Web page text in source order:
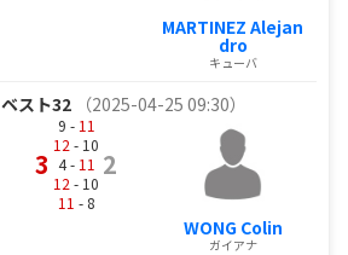
MARTINEZ Alejan
dro
キューバ
ベスト32 （2025-04-25 09:30）
3
9 - 11
12 - 10
4 - 11
12 - 10
11 - 8
2
WONG Colin
ガイアナ